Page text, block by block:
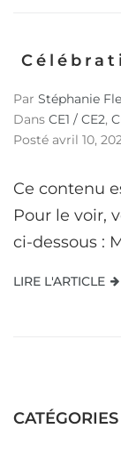
Par Stéphanie
Dans CE1 / CE2,
Posté avril 10,
Ce contenu
Pour le voir,
ci-dessous :
LIRE L'ARTICLE
CATÉGORIES